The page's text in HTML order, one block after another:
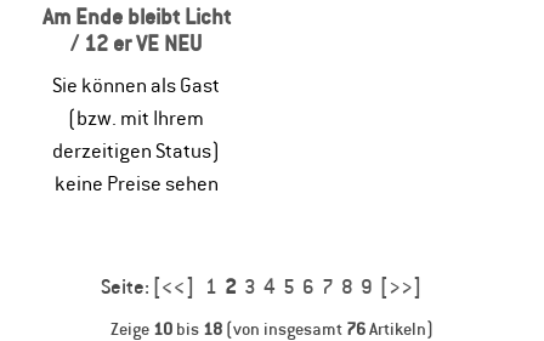
Am Ende bleibt Licht
/ 12 er VE NEU
Sie können als Gast
(bzw. mit Ihrem
derzeitigen Status)
keine Preise sehen
Seite: [<<] 1 2 3 4 5 6 7 8 9 [>>]
Zeige 10 bis 18 (von insgesamt 76Artikeln)